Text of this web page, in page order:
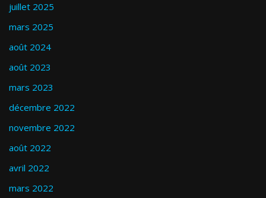
juillet 2025
mars 2025
août 2024
août 2023
mars 2023
décembre 2022
novembre 2022
août 2022
avril 2022
mars 2022